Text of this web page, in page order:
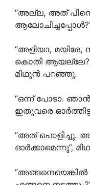
“അല്ല, അത്
“അളിയാ, മയിരേ,
കൊതി ആയല്ലേ?
മിഥുൻ പറഞ്ഞു.
“ഒന്ന് പോടാ.
ഇതുവരെ
“അത് പൊളിച്ചു.
ഓർക്കാമെന്നു”,